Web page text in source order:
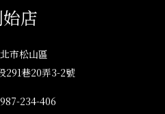
店
市松山區
291巷20弄3-2號
234-406